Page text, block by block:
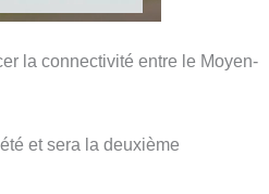
la connectivité entre le Moyen-
et sera la deuxième